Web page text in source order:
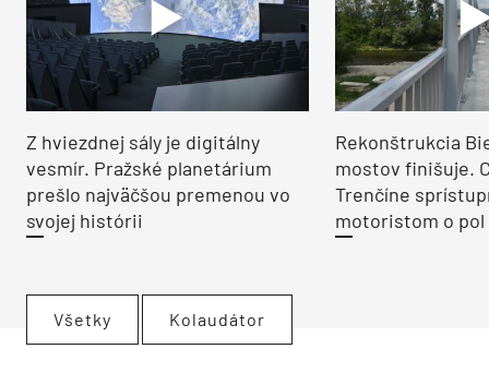
Z hviezdnej sály je digitálny
vesmír. Pražské planetárium
prešlo najväčšou premenou vo
svojej histórii
Rekonštrukcia
mostov finišuje.
Trenčíne
motoristom o pol
Všetky Kolaudátor